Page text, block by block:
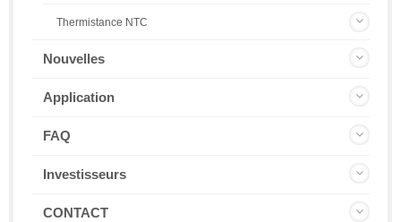
Thermistance NTC
Nouvelles
Application
FAQ
Investisseurs
CONTACT